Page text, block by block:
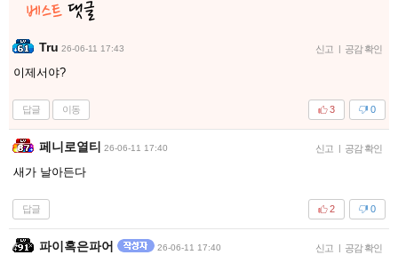
Tru 26-06-11 17:43 신고 | 공감 확인
이제서야?
답글 이동 0
3
페니로열티 26-06-11 17:40 신고 | 공감 확인
새가 날아든다
답글 0
2
파이혹은파어 26-06-11 17:40 신고 | 공감 확인